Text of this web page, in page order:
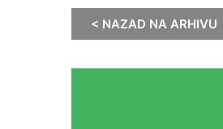
< NAZAD NA ARHIVU